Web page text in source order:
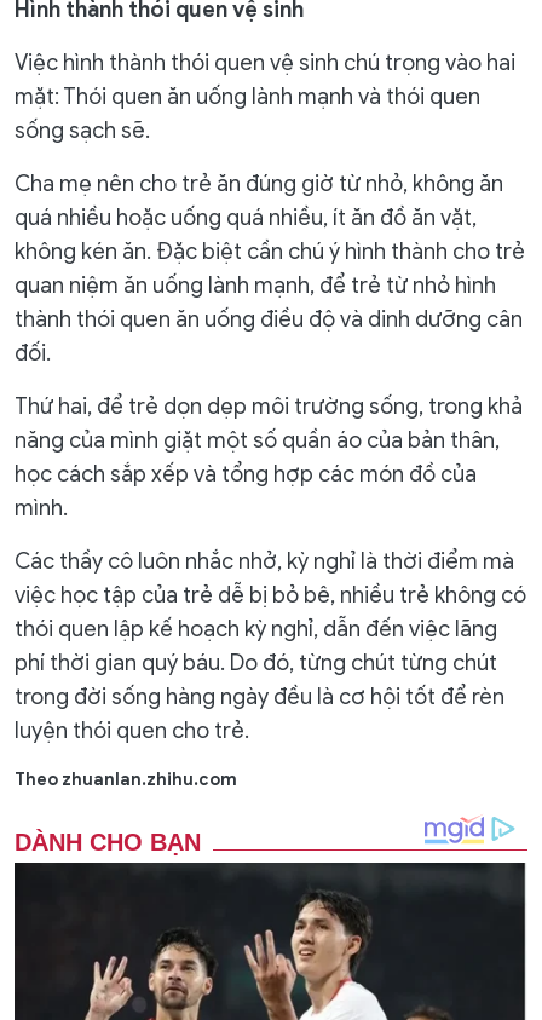
Hình thành thói quen vệ sinh
Việc hình thành thói quen vệ sinh chú trọng vào hai
mặt: Thói quen ăn uống lành mạnh và thói quen
sống sạch sẽ.
Cha mẹ nên cho trẻ ăn đúng giờ từ nhỏ, không ăn
quá nhiều hoặc uống quá nhiều, ít ăn đồ ăn vặt,
không kén ăn. Đặc biệt cần chú ý hình thành cho trẻ
quan niệm ăn uống lành mạnh, để trẻ từ nhỏ hình
thành thói quen ăn uống điều độ và dinh dưỡng cân
đối.
Thứ hai, để trẻ dọn dẹp môi trường sống, trong khả
năng của mình giặt một số quần áo của bản thân,
học cách sắp xếp và tổng hợp các món đồ của
mình.
Các thầy cô luôn nhắc nhở, kỳ nghỉ là thời điểm mà
việc học tập của trẻ dễ bị bỏ bê, nhiều trẻ không có
thói quen lập kế hoạch kỳ nghỉ, dẫn đến việc lãng
phí thời gian quý báu. Do đó, từng chút từng chút
trong đời sống hàng ngày đều là cơ hội tốt để rèn
luyện thói quen cho trẻ.
Theo zhuanlan.zhihu.com